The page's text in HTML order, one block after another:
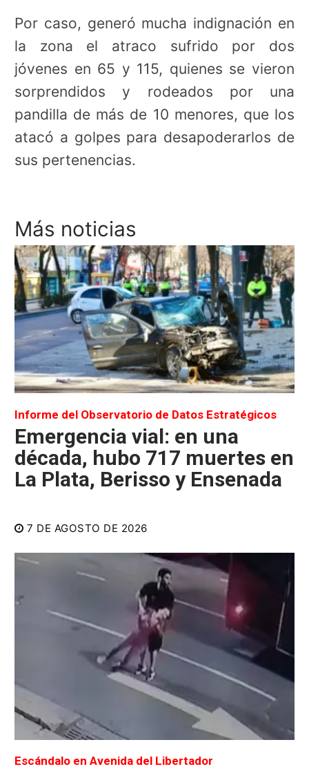
Por caso, generó mucha indignación en
la zona el atraco sufrido por dos
jóvenes en 65 y 115, quienes se vieron
sorprendidos y rodeados por una
pandilla de más de 10 menores, que los
atacó a golpes para desapoderarlos de
sus pertenencias.
Más noticias
Informe del Observatorio de Datos Estratégicos
Emergencia vial: en una
década, hubo 717 muertes en
La Plata, Berisso y Ensenada
7 DE AGOSTO DE 2026
Escándalo en Avenida del Libertador